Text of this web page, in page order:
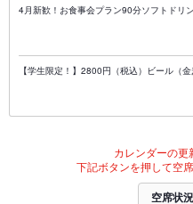
4月新歓！お食事会プラン90分ソフトドリ
【学生限定！】2800円（税込）ビール（
カレンダーの更
下記ボタンを押して空
空席状